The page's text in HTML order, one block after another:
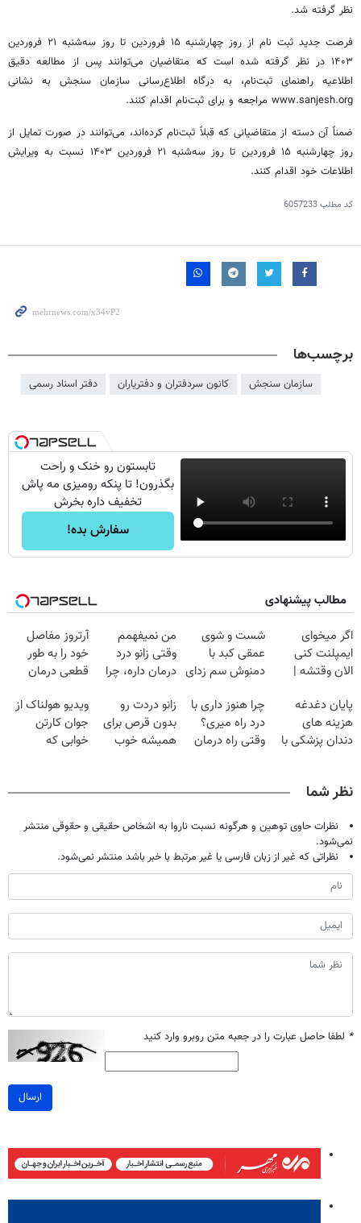
نظر گرفته شد.
فرصت جدید ثبت نام از روز چهارشنبه ۱۵ فروردین تا روز سه‌شنبه ۲۱ فروردین
۱۴۰۳ در نظر گرفته شده است که متقاضیان می‌توانند پس از مطالعه دقیق
اطلاعیه راهنمای ثبت‌نام، به درگاه اطلاع‌رسانی سازمان سنجش به نشانی
www.sanjesh.org مراجعه و برای ثبت‌نام اقدام کنند.
ضمناً آن دسته از متقاضیانی که قبلاً ثبت‌نام کرده‌اند، می‌توانند در صورت تمایل از
روز چهارشنبه ۱۵ فروردین تا روز سه‌شنبه ۲۱ فروردین ۱۴۰۳ نسبت به ویرایش
اطلاعات خود اقدام کنند.
کد مطلب6057233
برچسب‌ها
سازمان سنجش کانون سردفتران و دفتریاران دفتر اسناد رسمی
تابستون رو خنک و راحت
بگذرون! تا پنکه رومیزی مه پاش
تخفیف داره بخرش
سفارش بده!
مطالب پیشنهادی
اگر میخوای
ایمپلنت کنی
الان وقتشه |
میلیون تومان!!!
شست و شوی
عمقی کبد با
دمنوش سم زدای
من نمیفهمم
وقتی زانو درد
درمان داره، چرا
تحمل میکنی؟❗
آرتروز مفاصل
خود را به طور
قطعی درمان
◗پرسش‌نامه◖
پایان دغدغه
هزینه های
دندان پزشکی با
چرا هنوز داری با
درد راه میری؟
وقتی راه درمان
زانو دردت رو
بدون قرص برای
همیشه خوب
ویدیو هولناک از
جوان کارتن
خوابی که
نظر شما
نظرات حاوی توهین و هرگونه نسبت ناروا به اشخاص حقیقی و حقوقی منتشر
نمی‌شود.
نظراتی که غیر از زبان فارسی یا غیر مرتبط با خبر باشد منتشر نمی‌شود.
* لطفا حاصل عبارت را در جعبه متن روبرو وارد کنید
ارسال